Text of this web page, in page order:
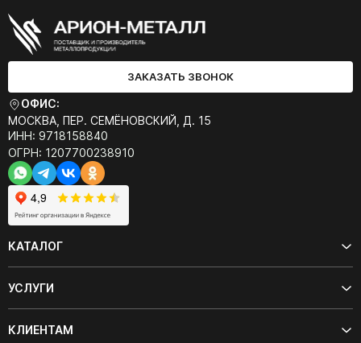
ЗАКАЗАТЬ ЗВОНОК
ОФИС:
МОСКВА, ПЕР. СЕМЁНОВСКИЙ, Д. 15
ИНН: 9718158840
ОГРН: 1207700238910
КАТАЛОГ
УСЛУГИ
КЛИЕНТАМ